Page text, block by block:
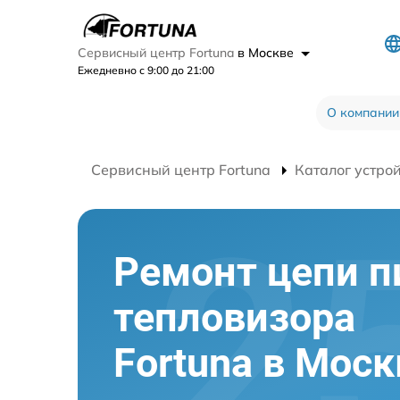
Сервисный центр Fortuna в Москве
Ежедневно с 9:00 до 21:00
О компании
Сервисный центр Fortuna Каталог
Ремонт цепи
тепловизора
Fortuna в